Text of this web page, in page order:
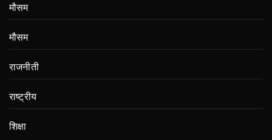
मौसम
मौसम
राजनीती
राष्ट्रीय
शिक्षा